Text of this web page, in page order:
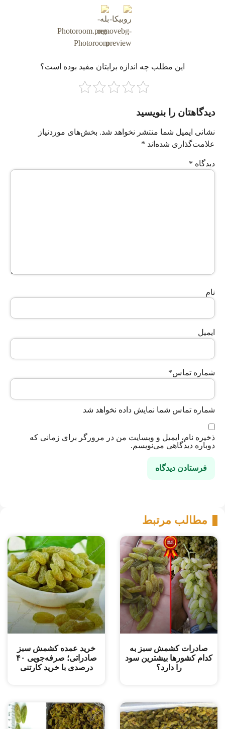
این مطلب چه‌ اندازه برایتان مفید بوده است؟
دیدگاهتان را بنویسید
نشانی ایمیل شما منتشر نخواهد شد. بخش‌های موردنیاز
علامت‌گذاری شده‌اند *
دیدگاه *
نام
ایمیل
شماره تماس*
شماره تماس شما نمایش داده نخواهد شد
ذخیره نام، ایمیل و وبسایت من در مرورگر برای زمانی که
دوباره دیدگاهی می‌نویسم.
مطالب مرتبط
صادرات کشمش سبز به
کدام کشورها بیشترین سود
را دارد؟
خرید عمده کشمش سبز
صادراتی؛ صرفه‌جویی ۴۰
درصدی با خرید کارتنی